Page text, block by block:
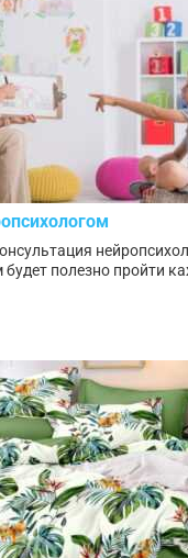
будет полезно пройти